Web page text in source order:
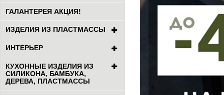
ГАЛАНТЕРЕЯ АКЦИЯ!
ИЗДЕЛИЯ ИЗ ПЛАСТМАССЫ
ИНТЕРЬЕР
КУХОННЫЕ ИЗДЕЛИЯ ИЗ
СИЛИКОНА, БАМБУКА,
ДЕРЕВА, ПЛАСТМАССЫ